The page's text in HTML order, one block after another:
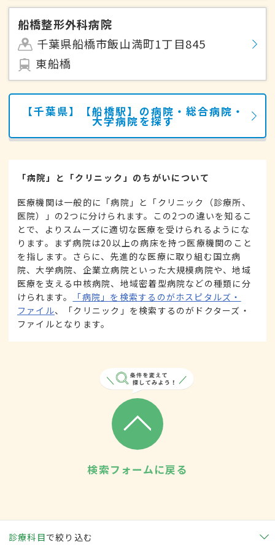
船橋整形外科病院
千葉県船橋市飯山満町1丁目845
東船橋
【千葉県】【船橋駅】の病院・総合病院・
大学病院を探す
「病院」と「クリニック」のちがいについて
医療機関は一般的に「病院」と「クリニック（診療所、
医院）」の2つに分けられます。この2つの違いを知るこ
とで、よりスムーズに適切な医療を受けられるようにな
ります。まず病院は20以上の病床を持つ医療機関のこと
を指します。さらに、先進的な医療に取り組む国立病
院、大学病院、企業立病院といった大規模病院や、地域
医療を支える中核病院、地域密着型病院などの種類に分
けられます。
「病院」を検索するのがホスピタルズ・
ファイル、「クリニック」を検索するのがドクターズ・
ファイルとなります。
検索フォームに戻る
診療科目で絞り込む